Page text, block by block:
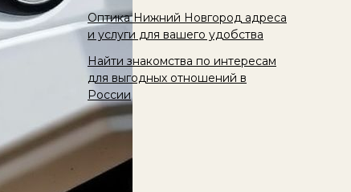
Оптика Нижний Новгород адреса
и услуги для вашего удобства
Найти знакомства по интересам
для выгодных отношений в
России